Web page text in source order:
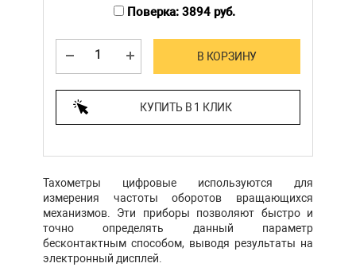
Поверка: 3894 руб.
В КОРЗИНУ
КУПИТЬ В 1 КЛИК
Тахометры цифровые используются для
измерения частоты оборотов вращающихся
механизмов. Эти приборы позволяют быстро и
точно определять данный параметр
бесконтактным способом, выводя результаты на
электронный дисплей.